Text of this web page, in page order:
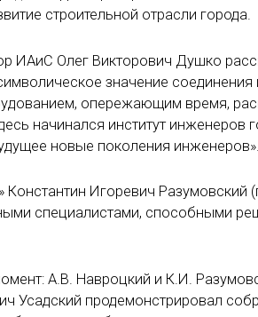
строительной отрасли города.
ИАиС Олег Викторович Душко
значение
опережающим время,
начинался институт инженеров
новые поколения инженеров».
Игоревич Разумовский
специалистами, способными
А.В. Навроцкий и К.И.
Усадский продемонстрировал